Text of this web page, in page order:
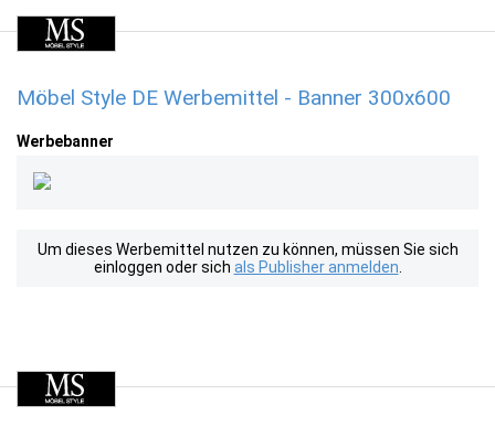
Möbel Style DE Werbemittel - Banner 300x600
Werbebanner
Um dieses Werbemittel nutzen zu können, müssen Sie sich
einloggen oder sich als Publisher anmelden